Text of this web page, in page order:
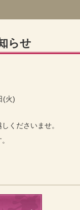
らせ
(火)
くださいませ。